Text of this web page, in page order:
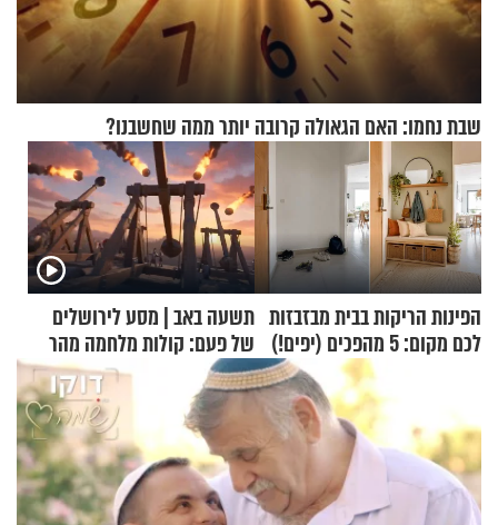
שבת נחמו: האם הגאולה קרובה יותר ממה שחשבנו?
הפינות הריקות בבית מבזבזות
לכם מקום: 5 מהפכים (יפים!)
שאפשר לעשות כבר היום
תשעה באב | מסע לירושלים
של פעם: קולות מלחמה מהר
הזיתים